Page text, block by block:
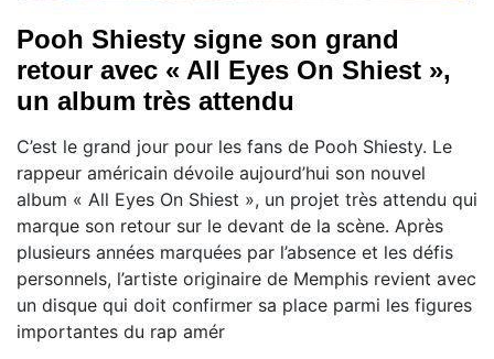
Pooh Shiesty signe son grand
retour avec « All Eyes On Shiest »,
un album très attendu
C’est le grand jour pour les fans de Pooh Shiesty. Le
rappeur américain dévoile aujourd’hui son nouvel
album « All Eyes On Shiest », un projet très attendu qui
marque son retour sur le devant de la scène. Après
plusieurs années marquées par l’absence et les défis
personnels, l’artiste originaire de Memphis revient avec
un disque qui doit confirmer sa place parmi les figures
importantes du rap amér